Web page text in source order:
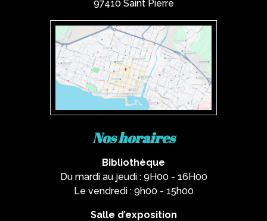
97410 Saint Pierre
Nos horaires
Bibliothèque
Du mardi au jeudi : 9H00 - 16H00
Le vendredi : 9h00 - 15h00
Salle d’exposition